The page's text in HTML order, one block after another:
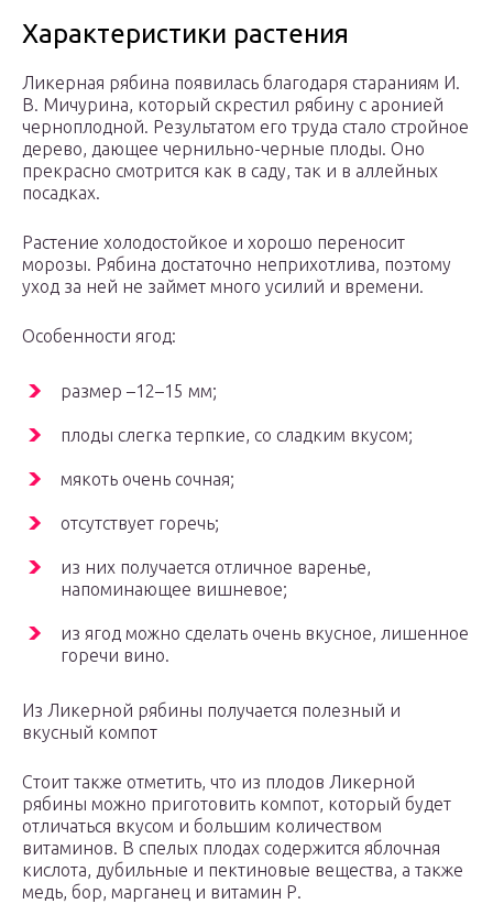
Характеристики растения
Ликерная рябина появилась благодаря стараниям И.
В. Мичурина, который скрестил рябину с аронией
черноплодной. Результатом его труда стало стройное
дерево, дающее чернильно-черные плоды. Оно
прекрасно смотрится как в саду, так и в аллейных
посадках.
Растение холодостойкое и хорошо переносит
морозы. Рябина достаточно неприхотлива, поэтому
уход за ней не займет много усилий и времени.
Особенности ягод:
размер –12–15 мм;
плоды слегка терпкие, со сладким вкусом;
мякоть очень сочная;
отсутствует горечь;
из них получается отличное варенье,
напоминающее вишневое;
из ягод можно сделать очень вкусное, лишенное
горечи вино.
Из Ликерной рябины получается полезный и
вкусный компот
Стоит также отметить, что из плодов Ликерной
рябины можно приготовить компот, который будет
отличаться вкусом и большим количеством
витаминов. В спелых плодах содержится яблочная
кислота, дубильные и пектиновые вещества, а также
медь, бор, марганец и витамин Р.